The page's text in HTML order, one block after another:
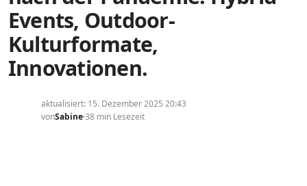
Events, Outdoor-
Kulturformate,
Innovationen.
aktualisiert: 15. Dezember 2025 20:43
vonSabine38 min Lesezeit